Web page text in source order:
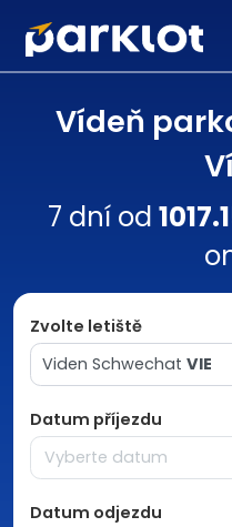
Vídeň
7 dní od
Zvolte letiště
Viden Schwechat VIE
Datum příjezdu
Datum odjezdu